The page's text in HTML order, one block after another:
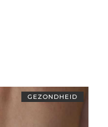
GEZONDHEID